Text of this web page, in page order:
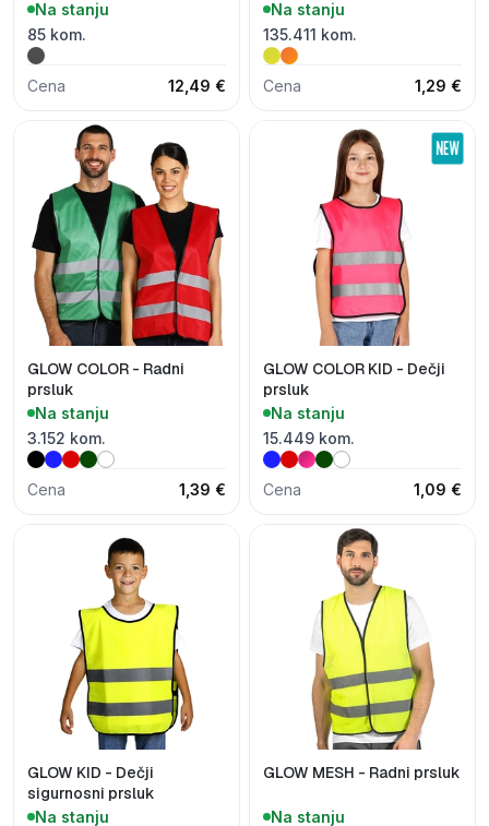
Na stanju
85 kom.
Cena 12,49 €
Na stanju
135.411 kom.
Cena 1,29 €
GLOW COLOR - Radni
prsluk
Na stanju
3.152 kom.
Cena 1,39 €
GLOW COLOR KID - Dečji
prsluk
Na stanju
15.449 kom.
Cena 1,09 €
GLOW KID - Dečji
sigurnosni prsluk
Na stanju
GLOW MESH - Radni prsluk
Na stanju